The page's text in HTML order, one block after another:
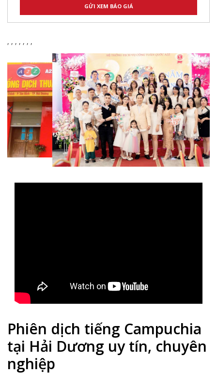
, , , , , , ,
Phiên dịch tiếng Campuchia
tại Hải Dương uy tín, chuyên
nghiệp